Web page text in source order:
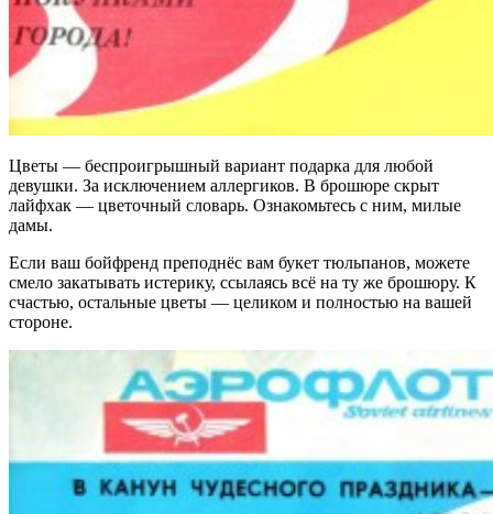
Цветы — беспроигрышный вариант подарка для любой
девушки. За исключением аллергиков. В брошюре скрыт
лайфхак — цветочный словарь. Ознакомьтесь с ним, милые
дамы.
Если ваш бойфренд преподнёс вам букет тюльпанов, можете
смело закатывать истерику, ссылаясь всё на ту же брошюру. К
счастью, остальные цветы — целиком и полностью на вашей
стороне.